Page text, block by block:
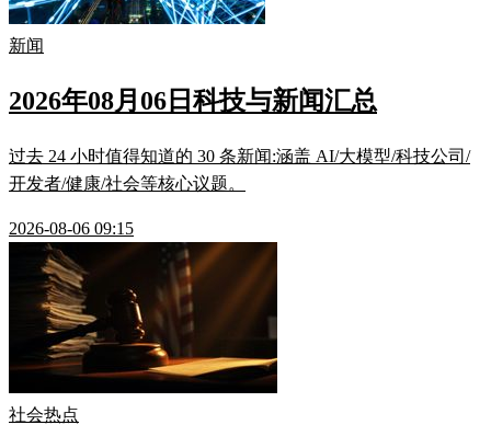
新闻
2026年08月06日科技与新闻汇总
过去 24 小时值得知道的 30 条新闻:涵盖 AI/大模型/科技公司/
开发者/健康/社会等核心议题。
2026-08-06 09:15
社会热点